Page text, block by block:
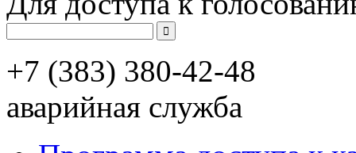
+7 (383) 380-42-48
аварийная служба